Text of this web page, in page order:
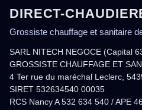
DIRECT-
Grossiste chauffage et sanitaire
SARL NITECH NEGOCE (Capital
GROSSISTE CHAUFFAGE ET
4 Ter rue du maréchal Leclerc,
SIRET 532634540 00035
RCS Nancy A 532 634 540 / APE